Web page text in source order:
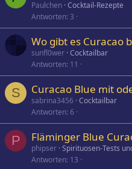
Paulchen Cocktail-Rezepte
Antworten 3
Wo gibt es Curacao
sunfl0wer Cocktailbar
Antworten 11
S Curacao Blue mit
sabrina3456 Cocktailbar
Antworten 6
P Fläminger Blue
phipser Spirituosen-Tests
Antworten 13